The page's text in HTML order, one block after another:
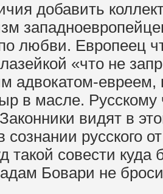
добавить
любви. Европеец
«что не
адвокатом-евреем,
в масле. Русскому
видят в
сознании русского
такой совести
Бовари не